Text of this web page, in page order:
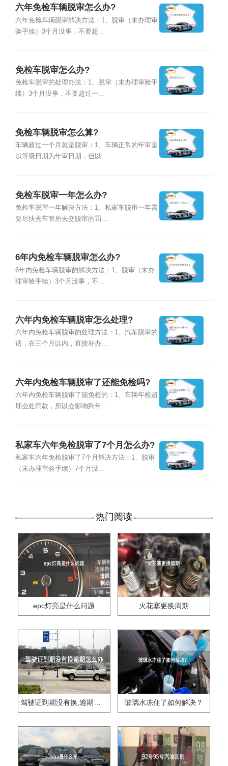
六年免检车辆脱审怎么办?
六年免检车辆脱审解决方法：1、脱审（末办理审
验手续）3个月没事，不要超...
免检车脱审怎么办?
免检车脱审的处理办法：1、脱审（末办理审验手
续）3个月没事，不要超过一...
免检车辆脱审怎么算?
车辆超过一个月就是脱审：1、车辆正常的年审是
以等级日期为年审日期，但以...
免检车脱审一年怎么办?
免检车脱审一年解决方法：1、私家车脱审一年需
要尽快去车管所去交脱审的罚...
6年内免检车辆脱审怎么办?
6年内免检车辆脱审的解决方法：1、脱审（末办
理审验手续）3个月没事，不...
六年内免检车辆脱审怎么处理?
六年内免检车辆脱审的处理方法：1、汽车脱审的
话，在三个月以内，直接补办...
六年内免检车辆脱审了还能免检吗?
六年内免检车辆脱审了能免检的：1、车辆年检超
期会处罚款，所以会影响到年...
私家车六年免检脱审了7个月怎么办?
私家车六年免检脱审了7个月解决方法：1、脱审
（末办理审验手续）7个月没...
热门阅读
epc灯亮是什么问题 火花塞更换周期
驾驶证到期没有换,逾期怎么办?? 玻璃水冻住了如何解决？